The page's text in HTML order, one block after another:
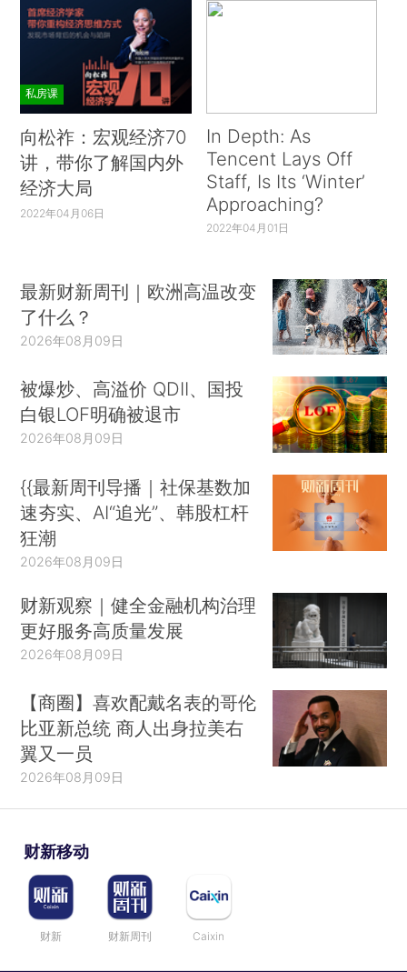
私房课
向松祚：宏观经济70
讲，带你了解国内外
经济大局
2022年04月06日
In Depth: As
Tencent Lays Off
Staff, Is Its ‘Winter’
Approaching?
2022年04月01日
最新财新周刊｜欧洲高温改变
了什么？
2026年08月09日
被爆炒、高溢价 QDII、国投
白银LOF明确被退市
2026年08月09日
{{最新周刊导播｜社保基数加
速夯实、AI“追光”、韩股杠杆
狂潮
2026年08月09日
财新观察｜健全金融机构治理
更好服务高质量发展
2026年08月09日
【商圈】喜欢配戴名表的哥伦
比亚新总统 商人出身拉美右
翼又一员
2026年08月09日
财新移动
财新 财新周刊 Caixin